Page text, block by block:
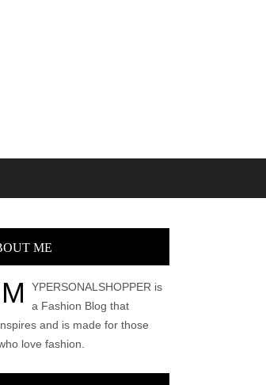
ME
M
YPERSONALSHOPPER is
a Fashion Blog that
and is made for those
love fashion.